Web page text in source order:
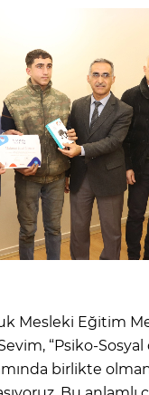
Mesleki Eğitim
“Psiko-
birlikte